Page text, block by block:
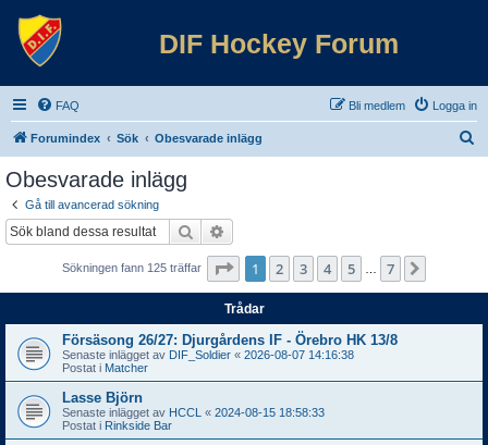
DIF Hockey Forum
FAQ Logga in
Bli medlem
Forumindex Sök Obesvarade inlägg
Obesvarade inlägg
Gå till avancerad sökning
Sök
Sökningen fann 125 träffar Sida av 7
1 2 3 4 5 7
Trådar
Försäsong 26/27: Djurgårdens IF - Örebro HK 13/8
Senaste inlägget av DIF_Soldier « 2026-08-07 14:16:38
Postat i Matcher
Lasse Björn
Senaste inlägget av HCCL « 2024-08-15 18:58:33
Postat i Rinkside Bar